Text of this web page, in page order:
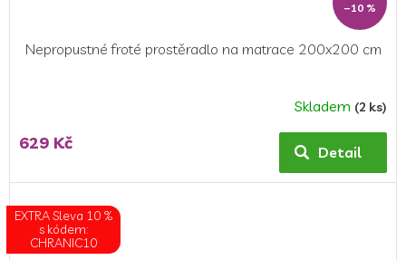
–10 %
Nepropustné froté prostěradlo na matrace 200x200 cm
produktu
z
hvězdiček.
Skladem (2 ks)
629 Kč Detail
EXTRA Sleva 10 %
s kódem:
CHRANIC10